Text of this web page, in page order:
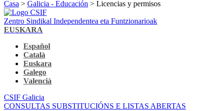
Casa > Galicia - Educación > Licencias y permisos
Zentro Sindikal Independentea eta Funtzionarioak
EUSKARA
Español
Català
Euskara
Galego
Valencià
CSIF Galicia
CONSULTAS SUBSTITUCIÓNS E LISTAS ABERTAS